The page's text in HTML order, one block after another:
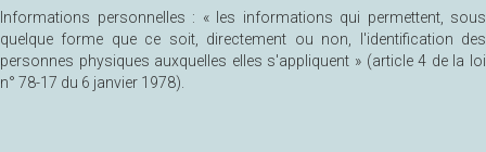
Informations personnelles : « les informations qui permettent, sous
quelque forme que ce soit, directement ou non, l'identification des
personnes physiques auxquelles elles s'appliquent » (article 4 de la loi
n° 78-17 du 6 janvier 1978).